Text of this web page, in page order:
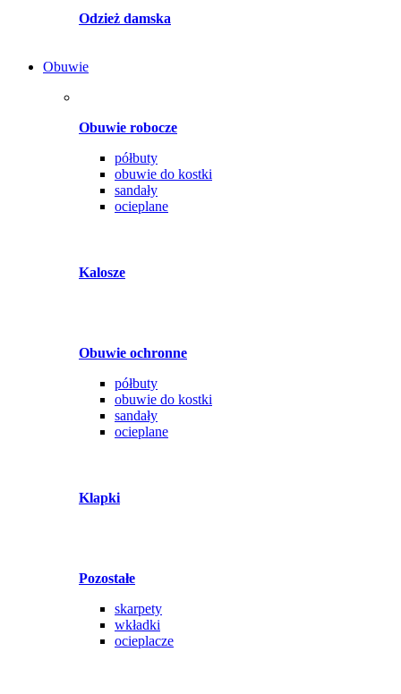
Odzież damska
Obuwie
Obuwie robocze
półbuty
obuwie do kostki
sandały
ocieplane
Kalosze
Obuwie ochronne
półbuty
obuwie do kostki
sandały
ocieplane
Klapki
Pozostałe
skarpety
wkładki
ocieplacze